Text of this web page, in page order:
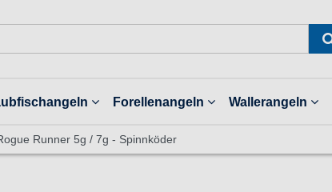
Forellenangeln Wallerangeln
Runner 5g / 7g - Spinnköder